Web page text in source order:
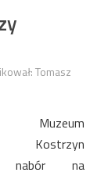
Tomasz
Muzeum
Kostrzyn
nabór na